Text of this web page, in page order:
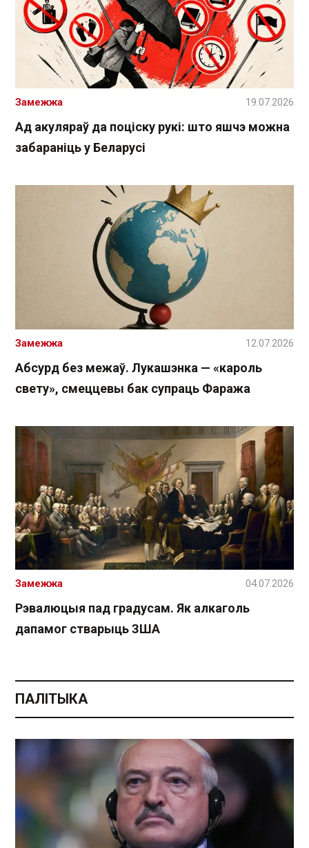
Ад акуляраў да поціску рукі: што яшчэ можна
забараніць у Беларусі
Замежжа 19.07.2026
Абсурд без межаў. Лукашэнка — «кароль
свету», смеццевы бак супраць Фаража
Замежжа 12.07.2026
Рэвалюцыя пад градусам. Як алкаголь
дапамог стварыць ЗША
Замежжа 04.07.2026
ПАЛІТЫКА